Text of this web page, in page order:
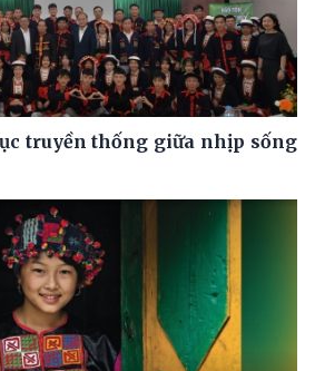
truyền thống giữa nhịp sống